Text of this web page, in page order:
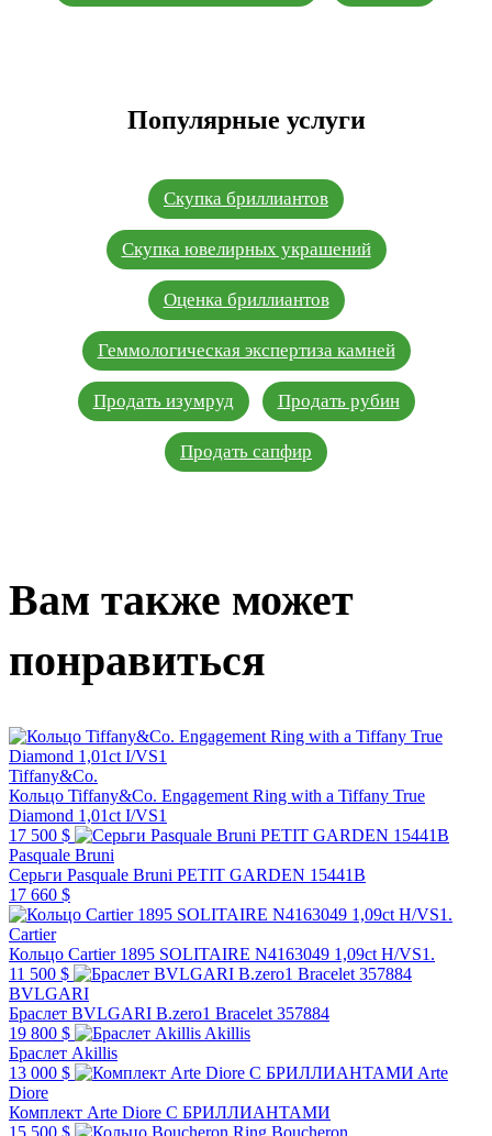
Популярные услуги
Скупка бриллиантов
Скупка ювелирных украшений
Оценка бриллиантов
Геммологическая экспертиза камней
Продать изумруд Продать рубин
Продать сапфир
Вам также может
понравиться
Tiffany&Co.
Кольцо Tiffany&Co. Engagement Ring with a Tiffany True
Diamond 1,01ct I/VS1
17 500 $
Pasquale Bruni
Серьги Pasquale Bruni PETIT GARDEN 15441B
17 660 $
Cartier
Кольцо Cartier 1895 SOLITAIRE N4163049 1,09ct H/VS1.
11 500 $
BVLGARI
Браслет BVLGARI B.zero1 Bracelet 357884
19 800 $
Akillis
Браслет Akillis
13 000 $
Arte
Diore
Комплект Arte Diore С БРИЛЛИАНТАМИ